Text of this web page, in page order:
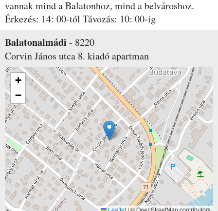
vannak mind a Balatonhoz, mind a belvároshoz.
Érkezés: 14: 00-tól Távozás: 10: 00-ig
Balatonalmádi - 8220
Corvin János utca 8. kiadó apartman
+
−
Leaflet| © OpenStreetMap contributors